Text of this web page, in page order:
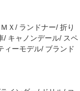
Ｘ/ ランドナー/ 折り
/ キャノンデール/ スペ
ィーモデル/ ブランド